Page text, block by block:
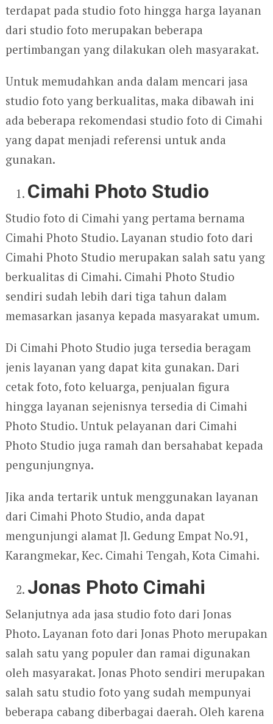
terdapat pada studio foto hingga harga layanan
dari studio foto merupakan beberapa
pertimbangan yang dilakukan oleh masyarakat.
Untuk memudahkan anda dalam mencari jasa
studio foto yang berkualitas, maka dibawah ini
ada beberapa rekomendasi studio foto di Cimahi
yang dapat menjadi referensi untuk anda
gunakan.
Cimahi Photo Studio
Studio foto di Cimahi yang pertama bernama
Cimahi Photo Studio. Layanan studio foto dari
Cimahi Photo Studio merupakan salah satu yang
berkualitas di Cimahi. Cimahi Photo Studio
sendiri sudah lebih dari tiga tahun dalam
memasarkan jasanya kepada masyarakat umum.
Di Cimahi Photo Studio juga tersedia beragam
jenis layanan yang dapat kita gunakan. Dari
cetak foto, foto keluarga, penjualan figura
hingga layanan sejenisnya tersedia di Cimahi
Photo Studio. Untuk pelayanan dari Cimahi
Photo Studio juga ramah dan bersahabat kepada
pengunjungnya.
Jika anda tertarik untuk menggunakan layanan
dari Cimahi Photo Studio, anda dapat
mengunjungi alamat Jl. Gedung Empat No.91,
Karangmekar, Kec. Cimahi Tengah, Kota Cimahi.
Jonas Photo Cimahi
Selanjutnya ada jasa studio foto dari Jonas
Photo. Layanan foto dari Jonas Photo merupakan
salah satu yang populer dan ramai digunakan
oleh masyarakat. Jonas Photo sendiri merupakan
salah satu studio foto yang sudah mempunyai
beberapa cabang diberbagai daerah. Oleh karena